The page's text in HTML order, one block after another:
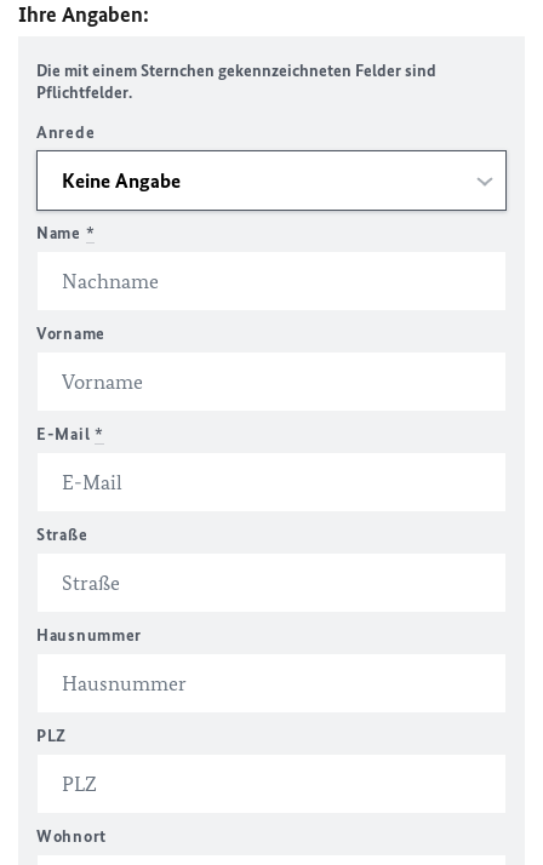
Ihre Angaben:
Die mit einem Sternchen gekennzeichneten Felder sind
Pflichtfelder.
Anrede
Name *
Vorname
E-Mail *
Straße
Hausnummer
PLZ
Wohnort